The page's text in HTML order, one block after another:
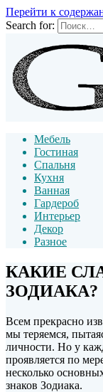
Перейти к
Search for:
Мебель
Гостиная
Спальня
Кухня
Ванная
Гардероб
Интерьер
Декор
Разное
КАКИЕ
ЗОДИАКА?
Всем прекрасно
мы теряемся,
личности. Но у
проявляется по
несколько
знаков Зодиака.